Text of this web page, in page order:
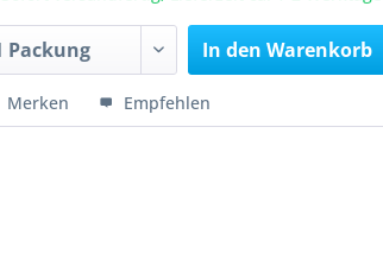
In den Warenkorb
Merken Empfehlen